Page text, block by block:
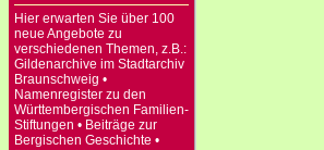
Hier erwarten Sie über 100
neue Angebote zu
verschiedenen Themen, z.B.:
Gildenarchive im Stadtarchiv
Braunschweig •
Namenregister zu den
Württembergischen Familien-
Stiftungen • Beiträge zur
Bergischen Geschichte •